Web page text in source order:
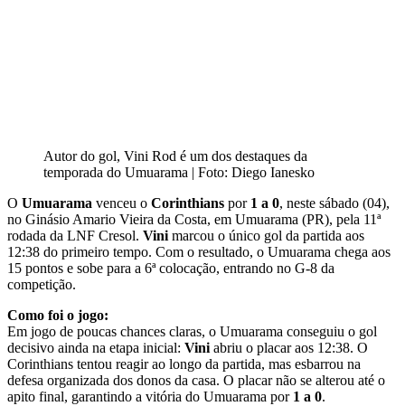
Autor do gol, Vini Rod é um dos destaques da
temporada do Umuarama | Foto: Diego Ianesko
O Umuarama venceu o Corinthians por 1 a 0, neste sábado (04),
no Ginásio Amario Vieira da Costa, em Umuarama (PR), pela 11ª
rodada da LNF Cresol. Vini marcou o único gol da partida aos
12:38 do primeiro tempo. Com o resultado, o Umuarama chega aos
15 pontos e sobe para a 6ª colocação, entrando no G-8 da
competição.
Como foi o jogo:
Em jogo de poucas chances claras, o Umuarama conseguiu o gol
decisivo ainda na etapa inicial: Vini abriu o placar aos 12:38. O
Corinthians tentou reagir ao longo da partida, mas esbarrou na
defesa organizada dos donos da casa. O placar não se alterou até o
apito final, garantindo a vitória do Umuarama por 1 a 0.